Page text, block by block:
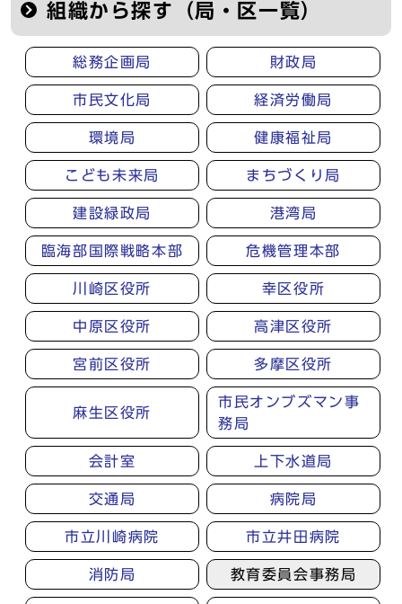
組織から探す（局・区一覧）
総務企画局 財政局
市民文化局 経済労働局
環境局 健康福祉局
こども未来局 まちづくり局
建設緑政局 港湾局
臨海部国際戦略本部 危機管理本部
川崎区役所 幸区役所
中原区役所 高津区役所
宮前区役所 多摩区役所
麻生区役所
市民オンブズマン事
務局
会計室 上下水道局
交通局 病院局
市立川崎病院 市立井田病院
消防局 教育委員会事務局